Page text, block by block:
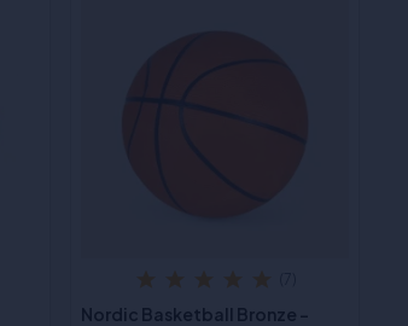
Nordic Basketball Bronze -